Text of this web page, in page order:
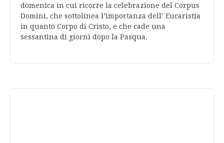
domenica in cui ricorre la celebrazione del Corpus
Domini, che sottolinea l’importanza dell’ Eucaristia
in quanto Corpo di Cristo, e che cade una
sessantina di giorni dopo la Pasqua.